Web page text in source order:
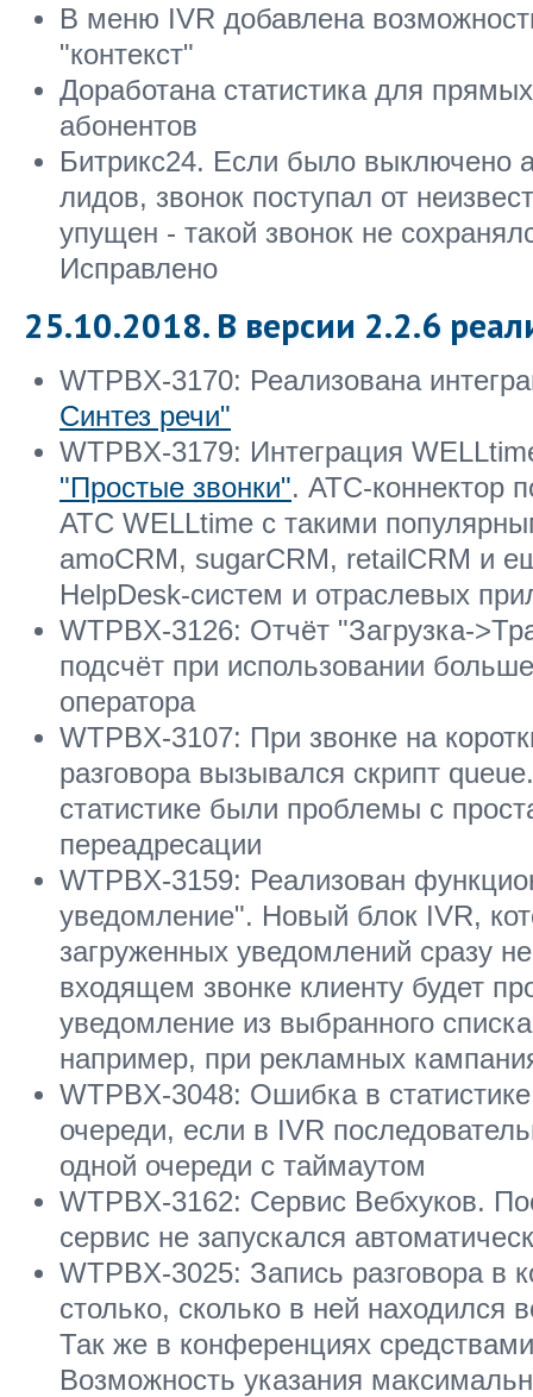
В меню IVR добавлена
"контекст"
Доработана статистика для
абонентов
Битрикс24. Если было выключено
лидов, звонок поступал от
упущен - такой звонок не
Исправлено
25.10.2018. В версии 2.2.6
WTPBX-3170: Реализована
Синтез речи"
WTPBX-3179: Интеграция
"Простые звонки". АТС-коннектор
АТС WELLtime с такими
amoCRM, sugarCRM, retailCRM и
HelpDesk-систем и отраслевых
WTPBX-3126: Отчёт "Загрузка-
подсчёт при использовании
оператора
WTPBX-3107: При звонке на
разговора вызывался скрипт
статистике были проблемы с
переадресации
WTPBX-3159: Реализован
уведомление". Новый блок IVR,
загруженных уведомлений сразу
входящем звонке клиенту будет
уведомление из выбранного
например, при рекламных
WTPBX-3048: Ошибка в
очереди, если в IVR
одной очереди с таймаутом
WTPBX-3162: Сервис Вебхуков.
сервис не запускался
WTPBX-3025: Запись разговора в
столько, сколько в ней
Так же в конференциях
Возможность указания